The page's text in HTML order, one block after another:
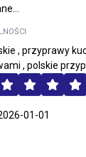
, przyprawy
, polskie
01-01